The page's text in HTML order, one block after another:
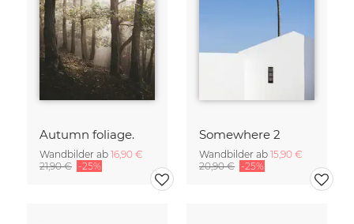
Autumn foliage.
Wandbilder ab 16,90 €
21,90 € -25%
Somewhere 2
Wandbilder ab 15,90 €
20,90 € -25%